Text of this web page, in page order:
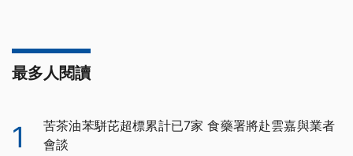
最多人閱讀
1
苦茶油苯駢芘超標累計已7家 食藥署將赴雲嘉與業者
會談